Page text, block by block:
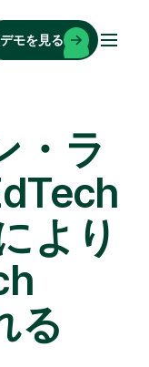
デモを見る
・ラ
より
る